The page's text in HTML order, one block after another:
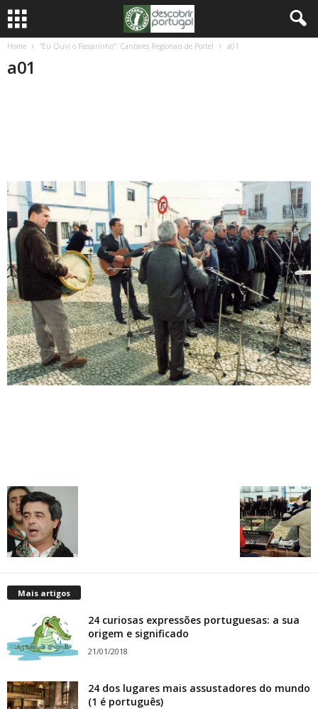
Home “Eu Ouvi o Passarinho”: Cantares Regionais de Portel a01
a01
Mais artigos
24 curiosas expressões portuguesas: a sua
origem e significado
21/01/2018
24 dos lugares mais assustadores do mundo
(1 é português)